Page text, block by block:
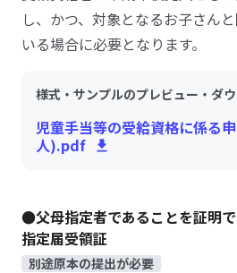
し、かつ、対象となるお子さん
いる場合に必要となります。
様式・サンプルのプレビュー・ダ
児童手当等の受給資格に係る
人).pdf
●父母指定者であることを証明
指定届受領証
別途原本の提出が必要